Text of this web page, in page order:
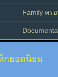
Family คร
กยอดนิยม